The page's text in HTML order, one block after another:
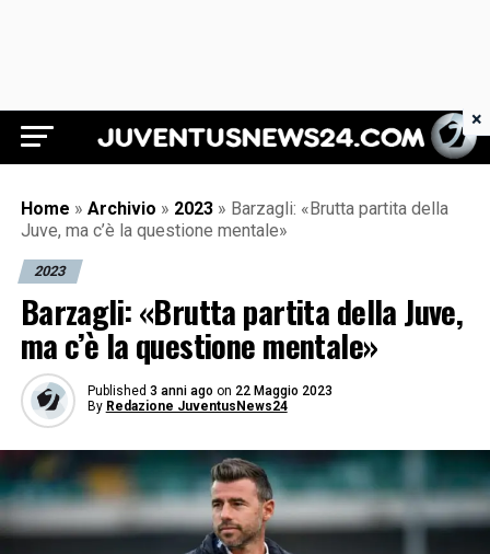
Juventus News 24
Home » Archivio » 2023 » Barzagli: «Brutta partita della
Juve, ma c’è la questione mentale»
2023
Barzagli: «Brutta partita della Juve,
ma c’è la questione mentale»
Published 3 anni ago on 22 Maggio 2023
By Redazione JuventusNews24
×